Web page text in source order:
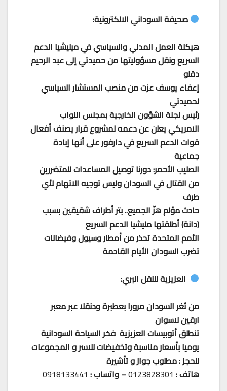
صحيفة السوداني الالكترونية:
هيكلة العمل المدني والسياسي في ميليشيا الدعم
السريع ونقل مسؤوليتها من حميدتي إلى عبد الرحيم
دقلو
إعفاء يوسف عزت من منصب المستشار السياسي
لحميدتي
رئيس لجنة الشؤون الخارجية بمجلس النواب
الامريكي يعلن عن دعمه لمشروع قرار يصنف أفعال
قوات الدعم السريع في ‎دارفور على أنها إبادة
جماعية
الصليب الأحمر: دورنا توصيل المساعدات للمتضررين
من القتال في السودان وليس توجيه الاتهام لأي
طرف
حادث مؤلم هزّ الجميع.. بتر أطراف شقيقين بسبب
(دانة) أطلقتها مليشيا الدعم السريع
الأمم المتحدة تحذر من أمطار وسيول وفيضانات
تضرب السودان الأيام القادمة
العزيزية للنقل البري:
من ثغر السودان مرورا بعطبرة ودنقلا عبر معبر
ارقين لاسوان
تنطلق أتوبيسات العزيزية فخر السياحة السودانية
يوميا بأسعار مناسبة وتخفيضات للاسر و المجموعات
للحجز : مطلوب جواز و تأشيرة
هاتف : 0123828301– واتساب : 0918133441